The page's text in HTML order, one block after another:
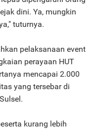
dini. Ya, mungkin
tuturnya.
pelaksanaan event
perayaan HUT
mencapai 2.000
yang tersebar di
kurang lebih